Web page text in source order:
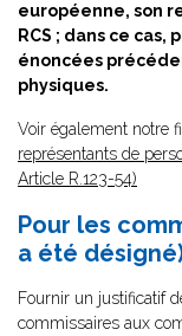
européenne, son
RCS ; dans ce
énoncées
physiques.
Voir également notre
représentants de
Article R.123-54)
Pour les
a été
Fournir un justificatif
commissaires aux